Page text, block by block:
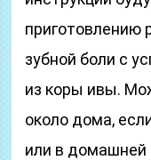
приготовлению
зубной боли с
из коры ивы.
около дома,
или в домашней